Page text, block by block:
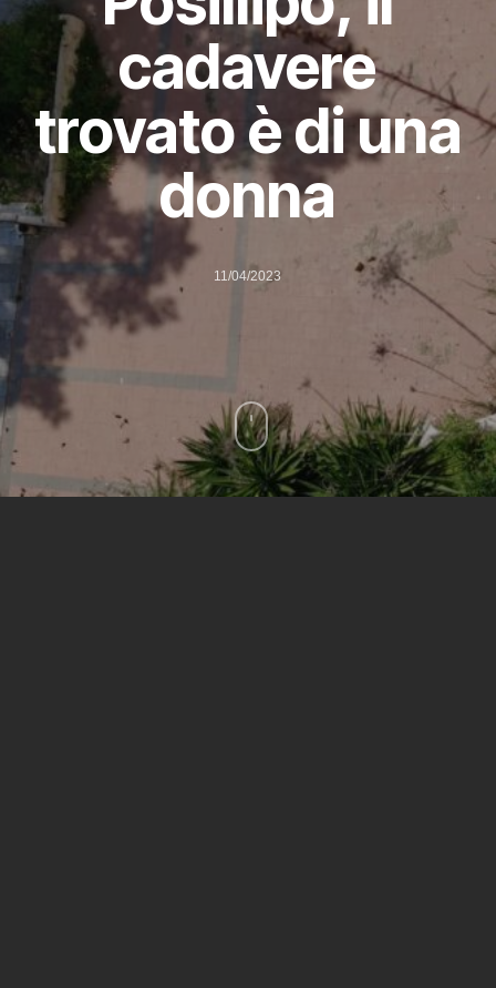
cadavere
trovato è di una
donna
11/04/2023